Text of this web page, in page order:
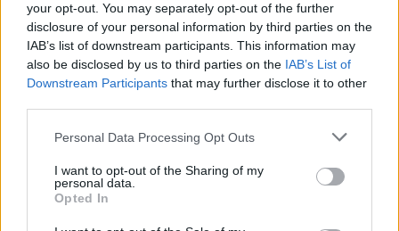
your opt-out. You may separately opt-out of the further
disclosure of your personal information by third parties on the
IAB’s list of downstream participants. This information may
also be disclosed by us to third parties on the IAB’s List of
Downstream Participants that may further disclose it to other
Personal Data Processing Opt Outs
I want to opt-out of the Sharing of my
personal data.
Opted In
Žiūrimiausi įrašai
00:00:30
vaiko gyvybių išgelbėti nepavyko
Žinios | Lietuvos diena